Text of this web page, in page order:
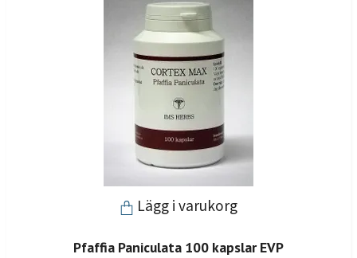
Lägg i varukorg
Pfaffia Paniculata 100 kapslar EVP